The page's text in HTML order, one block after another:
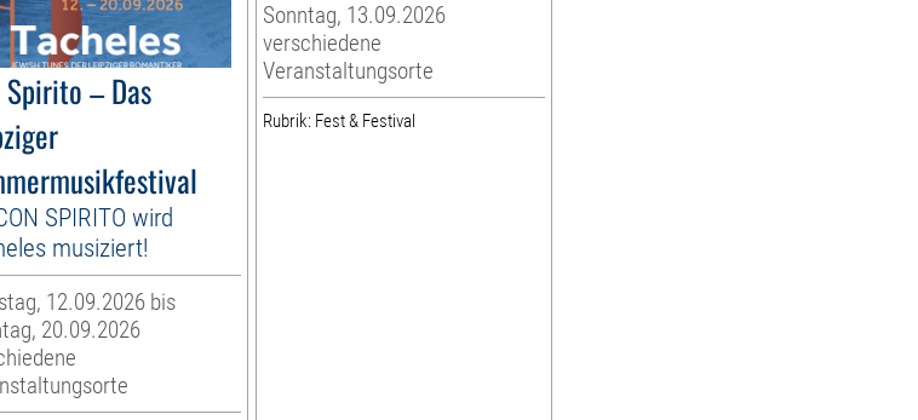
Spirito – Das
SPIRITO wird
musiziert!
12.09.2026 bis
20.09.2026
Sonntag, 13.09.2026
verschiedene
Veranstaltungsorte
Rubrik: Fest & Festival